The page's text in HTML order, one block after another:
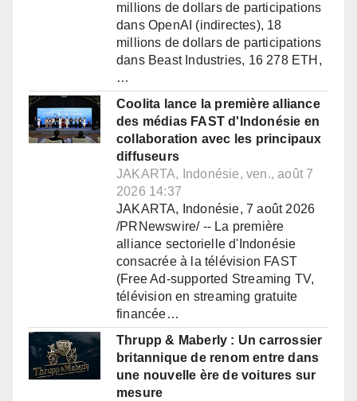
millions de dollars de participations
dans OpenAI (indirectes), 18
millions de dollars de participations
dans Beast Industries, 16 278 ETH,
…
Coolita lance la première alliance
des médias FAST d'Indonésie en
collaboration avec les principaux
diffuseurs
JAKARTA, Indonésie, ven., août 7
2026 14:37
JAKARTA, Indonésie, 7 août 2026
/PRNewswire/ -- La première
alliance sectorielle d'Indonésie
consacrée à la télévision FAST
(Free Ad-supported Streaming TV,
télévision en streaming gratuite
financée…
Thrupp & Maberly : Un carrossier
britannique de renom entre dans
une nouvelle ère de voitures sur
mesure